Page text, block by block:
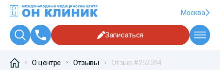
Москва
Записаться
О центре Отзывы Отзыв #252594